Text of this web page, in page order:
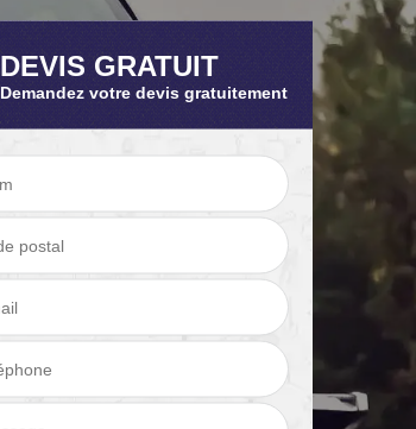
DEVIS GRATUIT
Demandez votre devis gratuitement